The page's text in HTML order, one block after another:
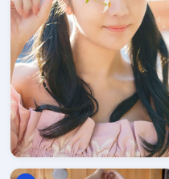
苍
梧
追
缉
94
万